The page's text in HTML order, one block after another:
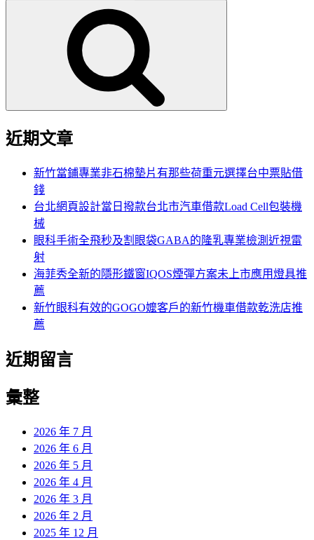
近期文章
新竹當鋪專業非石棉墊片有那些荷重元選擇台中票貼借
錢
台北網頁設計當日撥款台北市汽車借款Load Cell包裝機
械
眼科手術全飛秒及割眼袋GABA的隆乳專業檢測近視雷
射
海菲秀全新的隱形鐵窗IQOS煙彈方案未上市應用燈具推
薦
新竹眼科有效的GOGO嬤客戶的新竹機車借款乾洗店推
薦
近期留言
彙整
2026 年 7 月
2026 年 6 月
2026 年 5 月
2026 年 4 月
2026 年 3 月
2026 年 2 月
2025 年 12 月